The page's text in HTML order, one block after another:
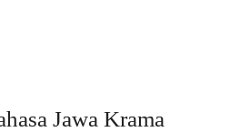
Jawa Krama